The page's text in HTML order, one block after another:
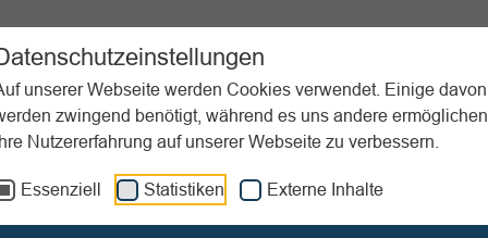
unserer Webseite werden Cookies verwendet. Einige davon
zwingend benötigt, während es uns andere ermöglichen,
Nutzererfahrung auf unserer Webseite zu verbessern.
Essenziell Statistiken Externe Inhalte
Sportpraxis Aktuelles
Fitness Kraft
zum Readspeaker öffnen